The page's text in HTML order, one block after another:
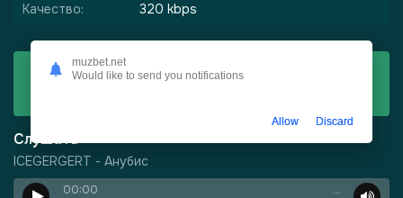
Качество:
320 kbps
Скачать
Слушать
ICEGERGERT - Анубис
00:00 …
muzbet.net
Would like to send you notifications
Allow Discard